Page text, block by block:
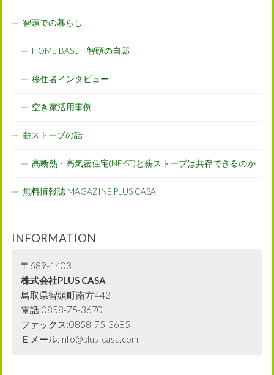
智頭での暮らし
HOME BASE – 智頭の自邸
移住者インタビュー
空き家活用事例
薪ストーブの話
高断熱・高気密住宅(NE-ST)と薪ストーブは共存できるのか
無料情報誌 MAGAZINE PLUS CASA
INFORMATION
〒689-1403
株式会社PLUS CASA
鳥取県智頭町南方442
電話:0858-75-3670
ファックス:0858-75-3685
Ｅメール:info@plus-casa.com